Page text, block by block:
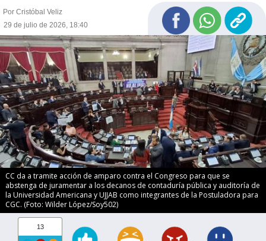
Por Cristóbal Veliz
29 de julio de 2026, 18:40
CC da a tramite acción de amparo contra el Congreso para que se
abstenga de juramentar a los decanos de contaduría pública y auditoría de
la Universidad Americana y UJJAB como integrantes de la Postuladora para
CGC. (Foto: Wilder López/Soy502)
13